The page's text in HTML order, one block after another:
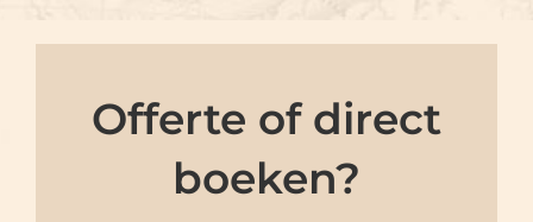
Offerte of direct
boeken?